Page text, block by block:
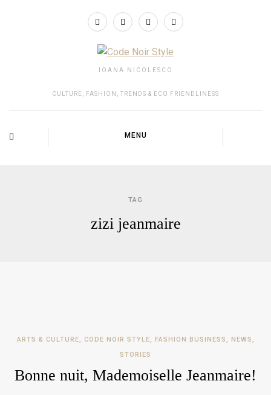
IOANA NICOLESCO
CULTURE, FASHION, TRENDS & ECO FRIENDLINESS
MENU
TAG
zizi jeanmaire
ARTS & CULTURE, CODE NOIR STYLE, FASHION BUSINESS , NEWS ,
STORIES
Bonne nuit, Mademoiselle Jeanmaire!